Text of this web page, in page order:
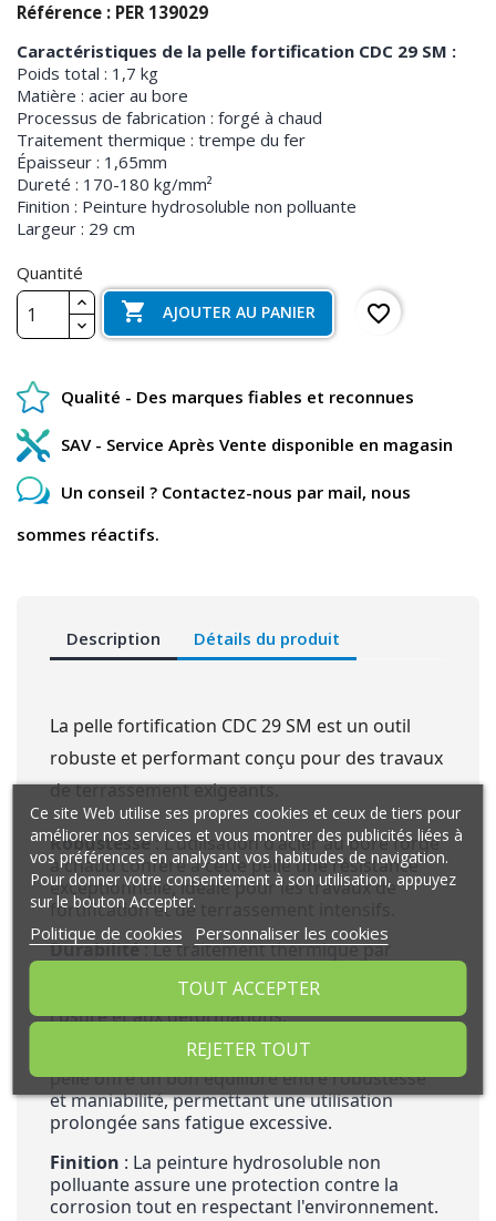
Référence : PER 139029
Caractéristiques de la pelle fortification CDC 29 SM :
Poids total : 1,7 kg
Matière : acier au bore
Processus de fabrication : forgé à chaud
Traitement thermique : trempe du fer
Épaisseur : 1,65mm
Dureté : 170-180 kg/mm²
Finition : Peinture hydrosoluble non polluante
Largeur : 29 cm
Quantité
 AJOUTER AU PANIER favorite_border
Qualité - Des marques fiables et reconnues
SAV - Service Après Vente disponible en magasin
Un conseil ? Contactez-nous par mail, nous
sommes réactifs.
Description Détails du produit
La pelle fortification CDC 29 SM est un outil
robuste et performant conçu pour des travaux
de terrassement exigeants.
Robustesse: L'utilisation d'acier au bore forgé
à chaud confère à cette pelle une résistance
exceptionnelle, idéale pour les travaux de
fortification et de terrassement intensifs.
Durabilité: Le traitement thermique par
durée de vie de l'outil, le rendant résistant à
l'usure et aux déformations.
: Avec un poids de 1,7 kg, cette
pelle offre un bon équilibre entre robustesse
et maniabilité, permettant une utilisation
prolongée sans fatigue excessive.
Finition : La peinture hydrosoluble non
polluante assure une protection contre la
corrosion tout en respectant l'environnement.
Ce site Web utilise ses propres cookies et ceux de tiers pour
améliorer nos services et vous montrer des publicités liées à
vos préférences en analysant vos habitudes de navigation.
Pour donner votre consentement à son utilisation, appuyez
sur le bouton Accepter.
Politique de cookies Personnaliser les cookies
REJETER TOUT
TOUT ACCEPTER